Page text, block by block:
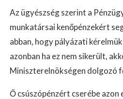
Az ügyészség szerint a
munkatársai kenőpénzekért
abban, hogy pályázati
azonban ha ez nem sikerült,
Miniszterelnökségen dolgozó
Ő csúszópénzért cserébe